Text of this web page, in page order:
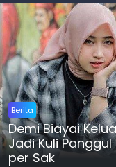
Berita
Demi Biayai
Jadi Kuli
per Sak